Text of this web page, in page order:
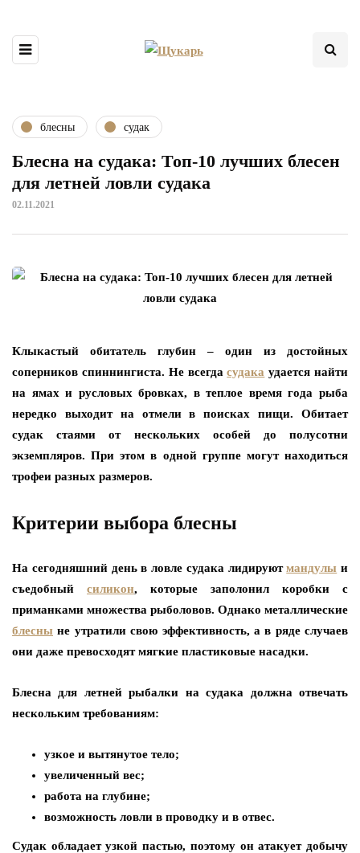
блесны судак
Блесна на судака: Топ-10 лучших блесен
для летней ловли судака
02.11.2021
Клыкастый обитатель глубин – один из достойных
соперников спиннингиста. Не всегдасудака удается найти
на ямах и русловых бровках, в теплое время года рыба
нередко выходит на отмели в поисках пищи. Обитает
судак стаями от нескольких особей до полусотни
экземпляров. При этом в одной группе могут находиться
трофеи разных размеров.
Критерии выбора блесны
На сегодняшний день в ловле судака лидируютмандулы и
съедобный силикон, которые заполонил коробки с
приманками множества рыболовов. Однако металлические
блесны не утратили свою эффективность, а в ряде случаев
они даже превосходят мягкие пластиковые насадки.
Блесна для летней рыбалки на судака должна отвечать
нескольким требованиям:
узкое и вытянутое тело;
увеличенный вес;
работа на глубине;
возможность ловли в проводку и в отвес.
Судак обладает узкой пастью, поэтому он атакует добычу